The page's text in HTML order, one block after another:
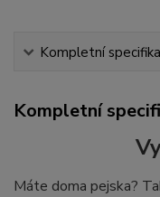
Kompletní
Kompletní
Máte doma pejska?